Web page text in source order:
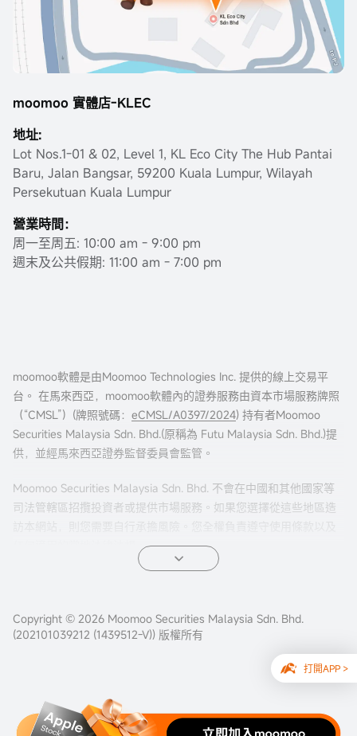
打開APP >
moomoo 實體店-KLEC
地址:
Lot Nos.1-01 & 02, Level 1, KL Eco City The Hub Pantai
Baru, Jalan Bangsar, 59200 Kuala Lumpur, Wilayah
Persekutuan Kuala Lumpur
營業時間：
周一至周五: 10:00 am - 9:00 pm
週末及公共假期: 11:00 am - 7:00 pm
moomoo軟體是由Moomoo Technologies Inc. 提供的線上交易平
台。 在馬來西亞，moomoo軟體內的證券服務由資本市場服務牌照
（“CMSL”）(牌照號碼： eCMSL/A0397/2024) 持有者Moomoo
Securities Malaysia Sdn. Bhd.(原稱為 Futu Malaysia Sdn. Bhd.)提
供，並經馬來西亞證券監督委員會監管。
Moomoo Securities Malaysia Sdn. Bhd. 不會在中國和其他國家等
司法管轄區招攬投資者或提供市場服務。如果您選擇從這些地區造
任何適用的當地法律法規。
Copyright © 2026 Moomoo Securities Malaysia Sdn. Bhd.
(202101039212 (1439512-V)) 版權所有